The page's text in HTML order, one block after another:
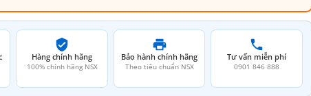
Hàng chính hãng
100% chính hãng NSX
Bảo hành chính hãng
Theo tiêu chuẩn NSX
Tư vấn miễn phí
0901 846 888